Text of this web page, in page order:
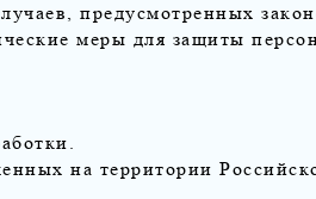
предусмотренных
меры для защиты
на территории